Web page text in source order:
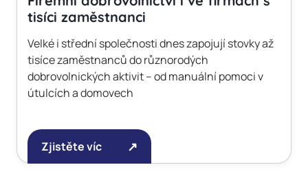
tisíci zaměstnanci
Velké i střední společnosti dnes zapojují stovky až
tisíce zaměstnanců do různorodých
dobrovolnických aktivit – od manuální pomoci v
útulcích a domovech
Zjistěte víc